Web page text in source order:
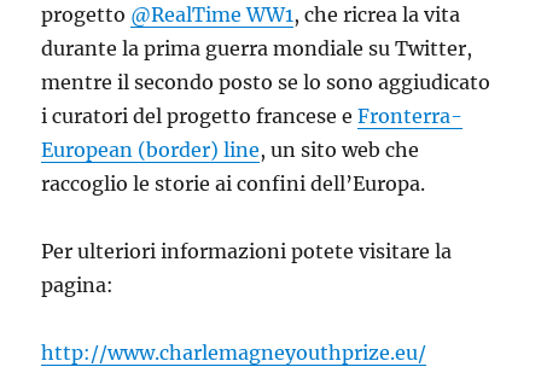
progetto @RealTime WW1 , che ricrea la vita
durante la prima guerra mondiale su Twitter,
mentre il secondo posto se lo sono aggiudicato
i curatori del progetto francese eFronterra-
European (border) line, un sito web che
raccoglio le storie ai confini dell’Europa.
Per ulteriori informazioni potete visitare la
pagina:
http://www.charlemagneyouthprize.eu/